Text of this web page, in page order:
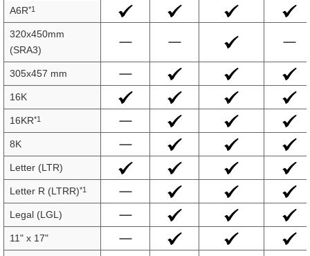
A6R*1
320x450mm
(SRA3)
305x457 mm
16K
16KR*1
8K
Letter (LTR)
Letter R (LTRR)*1
Legal (LGL)
11" x 17"